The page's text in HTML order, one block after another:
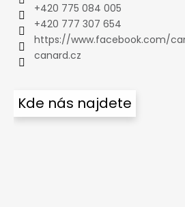
+420 775 084 005
+420 777 307 654
https://www.facebook.com/
canard.cz
Kde nás najdete